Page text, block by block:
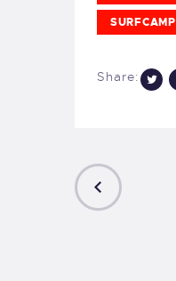
SURFCAMP
Share: